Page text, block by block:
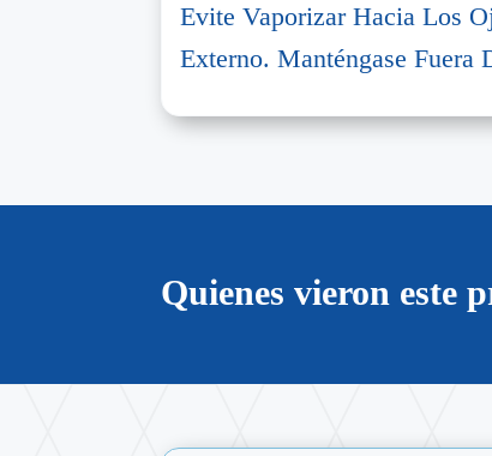
Evite Vaporizar Hacia Los
Externo. Manténgase
Quienes vieron este